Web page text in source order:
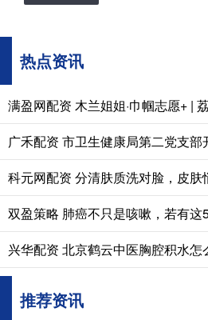
热点资讯
科元网配资 分清肤质洗对脸，皮肤
兴华配资 北京鹤云中医胸腔积水怎
推荐资讯